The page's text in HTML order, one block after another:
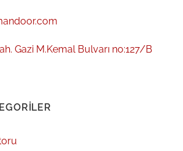
Gazi M.Kemal Bulvarı no:127/B